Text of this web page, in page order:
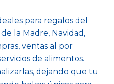
para regalos del
la Madre, Navidad,
ventas al por
de alimentos.
dejando que tu